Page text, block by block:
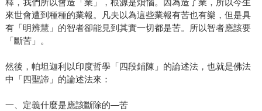
釋，我們所以會造「業」，根源是煩惱。因為造了業，所以今生
來世會遭到種種的業報。凡夫以為這些業報有苦也有樂，但是具
有「明辨慧」的智者卻能見到其實一切都是苦。所以智者應該要
「斷苦」。
然後，帕坦迦利以印度哲學「四段鋪陳」的論述法，也就是佛法
中「四聖諦」的論述法來：
一、定義什麼是應該斷除的—苦